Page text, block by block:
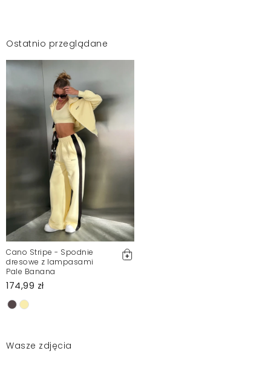
Ostatnio przeglądane
Cano Stripe - Spodnie
dresowe z lampasami
Pale Banana
174,99 zł
Wasze zdjęcia